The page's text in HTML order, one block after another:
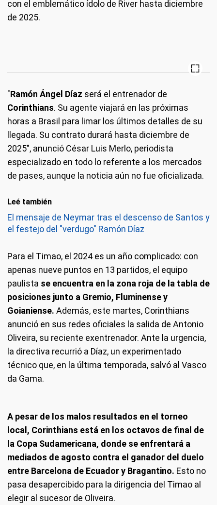
con el emblemático ídolo de River hasta diciembre
de 2025.
"Ramón Ángel Díaz será el entrenador de
Corinthians. Su agente viajará en las próximas
horas a Brasil para limar los últimos detalles de su
llegada. Su contrato durará hasta diciembre de
2025", anunció César Luis Merlo, periodista
especializado en todo lo referente a los mercados
de pases, aunque la noticia aún no fue oficializada.
Leé también
El mensaje de Neymar tras el descenso de Santos y
el festejo del "verdugo" Ramón Díaz
Para el Timao, el 2024 es un año complicado: con
apenas nueve puntos en 13 partidos, el equipo
paulista se encuentra en la zona roja de la tabla de
posiciones junto a Gremio, Fluminense y
Goianiense. Además, este martes, Corinthians
anunció en sus redes oficiales la salida de Antonio
Oliveira, su reciente exentrenador. Ante la urgencia,
la directiva recurrió a Díaz, un experimentado
técnico que, en la última temporada, salvó al Vasco
da Gama.
A pesar de los malos resultados en el torneo
local, Corinthians está en los octavos de final de
la Copa Sudamericana, donde se enfrentará a
mediados de agosto contra el ganador del duelo
entre Barcelona de Ecuador y Bragantino. Esto no
pasa desapercibido para la dirigencia del Timao al
elegir al sucesor de Oliveira.